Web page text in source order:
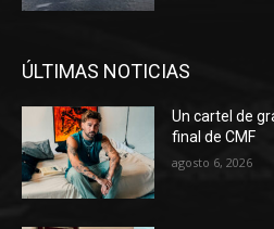
ÚLTIMAS NOTICIAS
Un cartel de
final de CMF
agosto 6, 2026